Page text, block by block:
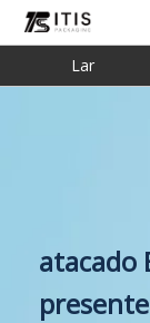
Lar
atacado